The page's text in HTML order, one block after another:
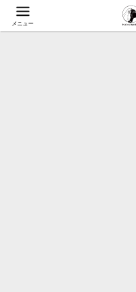
メニュー